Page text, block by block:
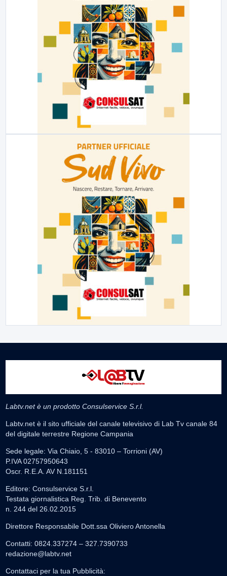
Labtv.net è un prodotto Consulservice S.r.l.
Labtv.net è il sito ufficiale del canale televisivo di Lab Tv canale 84
del digitale terrestre Regione Campania
Sede legale: Via Chiaio, 5 - 83010 – Torrioni (AV)
P.IVA 02757950643
Oscr. R.E.A. AV N.181151
Editore: Consulservice S.r.l.
Testata giornalistica Reg. Trib. di Benevento
n. 244 del 26.02.2015
Direttore Responsabile Dott.ssa Oliviero Antonella
Contatti: 0824.337274 – 327.7390733
redazione@labtv.net
Contattaci per la tua Pubblicità: